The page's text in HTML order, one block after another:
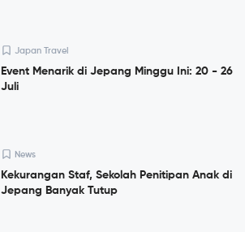
Japan Travel
Event Menarik di Jepang Minggu Ini: 20 - 26
Juli
News
Kekurangan Staf, Sekolah Penitipan Anak di
Jepang Banyak Tutup